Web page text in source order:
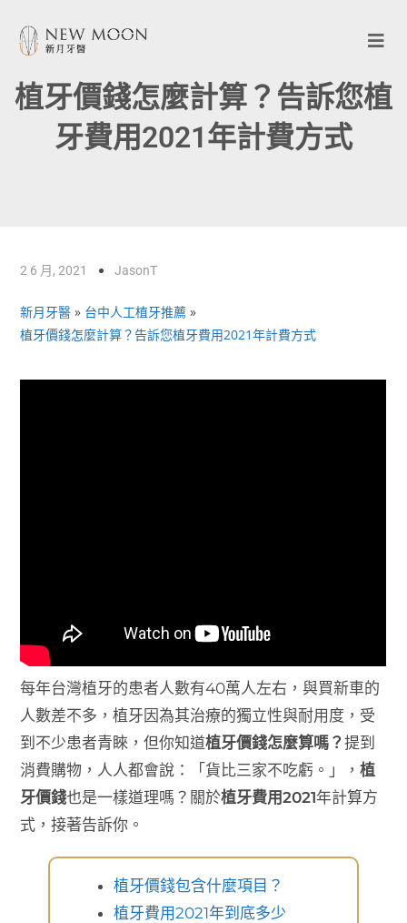
植牙價錢怎麼計算？告訴您植
牙費用2021年計費方式
2 6 月, 2021 JasonT
新月牙醫 » 台中人工植牙推薦 »
植牙價錢怎麼計算？告訴您植牙費用2021年計費方式
每年台灣植牙的患者人數有40萬人左右，與買新車的
人數差不多，植牙因為其治療的獨立性與耐用度，受
到不少患者青睞，但你知道植牙價錢怎麼算嗎？提到
消費購物，人人都會說：「貨比三家不吃虧。」，植
牙價錢也是一樣道理嗎？關於植牙費用2021年計算方
式，接著告訴你。
植牙價錢包含什麼項目？
植牙費用2021年到底多少